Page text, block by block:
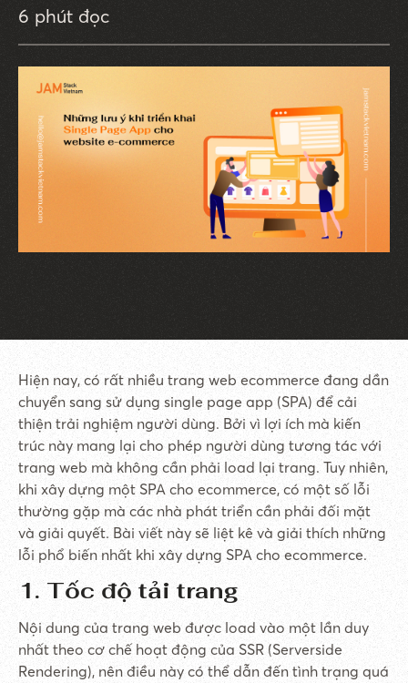
6 phút đọc
Hiện nay, có rất nhiều trang web ecommerce đang dần
chuyển sang sử dụng single page app (SPA) để cải
thiện trải nghiệm người dùng. Bởi vì lợi ích mà kiến
trúc này mang lại cho phép người dùng tương tác với
trang web mà không cần phải load lại trang. Tuy nhiên,
khi xây dựng một SPA cho ecommerce, có một số lỗi
thường gặp mà các nhà phát triển cần phải đối mặt
và giải quyết. Bài viết này sẽ liệt kê và giải thích những
lỗi phổ biến nhất khi xây dựng SPA cho ecommerce.
1. Tốc độ tải trang
Nội dung của trang web được load vào một lần duy
nhất theo cơ chế hoạt động của SSR (Serverside
Rendering), nên điều này có thể dẫn đến tình trạng quá